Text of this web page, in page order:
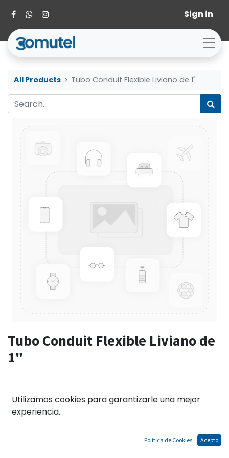
Sign in
All Products Tubo Conduit Flexible Liviano de 1"
Tubo Conduit Flexible Liviano de
1"
El precio no incluye IGV
Términos y condiciones
Utilizamos cookies para garantizarle una mejor
experiencia.
Política de Cookies Acepto